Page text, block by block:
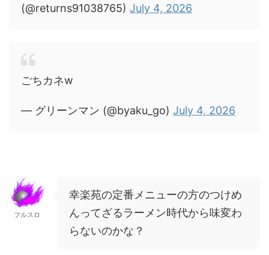
(@returns91038765) July 4, 2026
ごちカネw
— グリーンマン (@byaku_go) July 4, 2026
フルスロ
幸楽苑の定番メニューの方のつけめ
んってざるラーメン時代から味変わ
らないのかな？